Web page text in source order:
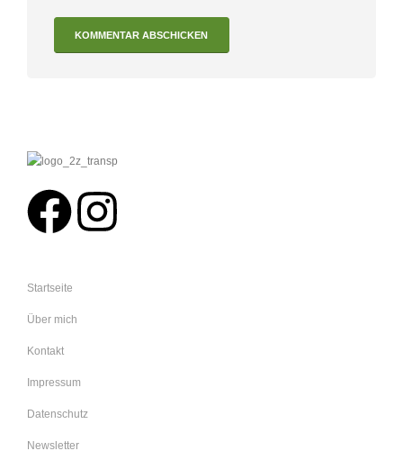
Startseite
Über mich
Kontakt
Impressum
Datenschutz
Newsletter